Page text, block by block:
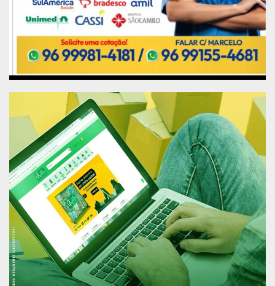
comunicação às autoridades acerca do incidente.